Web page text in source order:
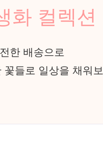
화 컬렉션
한 배송으로
들로 일상을 채워